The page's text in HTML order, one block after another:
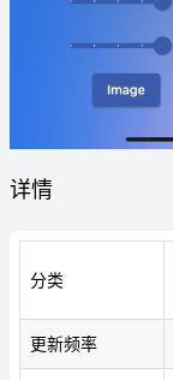
详情
分类
更新频率